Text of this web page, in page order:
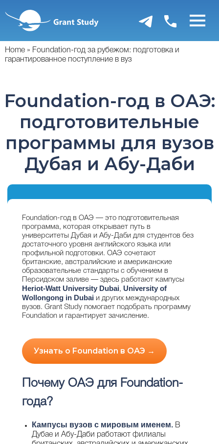
основному
содержанию
Home
Foundation-год за рубежом: подготовка и
гарантированное поступление в вуз
Foundation-год в ОАЭ:
подготовительные
программы для вузов
Дубая и Абу-Даби
Foundation-год в ОАЭ — это подготовительная
программа, которая открывает путь в
университеты Дубая и Абу-Даби для студентов без
достаточного уровня английского языка или
профильной подготовки. ОАЭ сочетают
британские, австралийские и американские
образовательные стандарты с обучением в
Персидском заливе — здесь работают кампусы
Heriot-Watt University Dubai, University of
Wollongong in Dubai и других международных
вузов. Grant Study помогает подобрать программу
Foundation и гарантирует зачисление.
Узнать о Foundation в ОАЭ →
Почему ОАЭ для Foundation-
года?
Кампусы вузов с мировым именем. В
Дубае и Абу-Даби работают филиалы